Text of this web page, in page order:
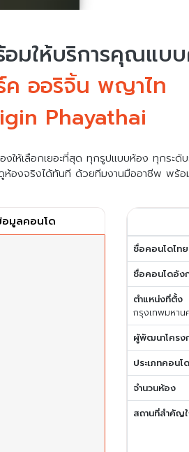
มให้บริการคุณแบ
ค ออริจิ้น พญาไท
Phayathai
ให้เลือกเยอะที่สุด ทุกรูปแบบห้อง ทุกระดั
ห้องจริงได้ทันที ด้วยทีมงานมืออาชีพ พร้
มูลคอนโด
ชื่อคอนโดไทย
ชื่อคอนโดอัง
ตำแหน่งที่ตั้ง
กรุงเทพมหาน
ผู้พัฒนาโครง
ประเภทคอนโด
จำนวนห้อง
สถานที่สำคัญ